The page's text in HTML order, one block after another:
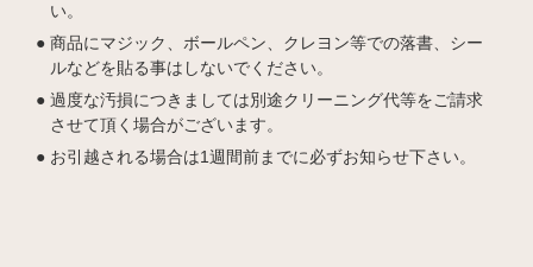
い。
商品にマジック、ボールペン、クレヨン等での落書、シー
ルなどを貼る事はしないでください。
過度な汚損につきましては別途クリーニング代等をご請求
させて頂く場合がございます。
お引越される場合は1週間前までに必ずお知らせ下さい。